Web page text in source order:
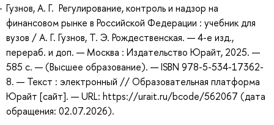
Гузнов, А. Г. Регулирование, контроль и надзор на
финансовом рынке в Российской Федерации : учебник для
вузов / А. Г. Гузнов, Т. Э. Рождественская. — 4-е изд.,
перераб. и доп. — Москва : Издательство Юрайт, 2025. —
585 с. — (Высшее образование). — ISBN 978-5-534-17362-
8. — Текст : электронный // Образовательная платформа
Юрайт [сайт]. — URL: https://urait.ru/bcode/562067 (дата
обращения: 02.07.2026).